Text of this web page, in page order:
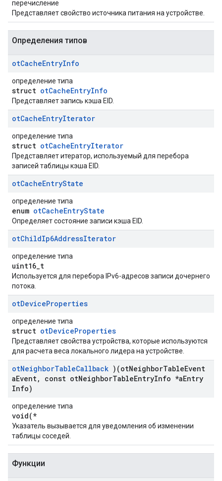
перечисление
Представляет свойство источника питания на устройстве.
Определения типов
otCacheEntryInfo
определение типа
struct otCacheEntryInfo
Представляет запись кэша EID.
otCacheEntryIterator
определение типа
struct otCacheEntryIterator
Представляет итератор, используемый для перебора
записей таблицы кэша EID.
otCacheEntryState
определение типа
enum otCacheEntryState
Определяет состояние записи кэша EID.
otChildIp6AddressIterator
определение типа
uint16_t
Используется для перебора IPv6-адресов записи дочернего
потока.
otDeviceProperties
определение типа
struct otDeviceProperties
Представляет свойства устройства, которые используются
для расчета веса локального лидера на устройстве.
otNeighborTableCallback )(otNeighborTableEvent
aEvent, const otNeighborTableEntryInfo *aEntry
Info)
определение типа
void(*
Указатель вызывается для уведомления об изменении
таблицы соседей.
Функции